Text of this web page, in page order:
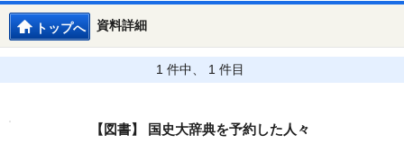
資料詳細
トップへ
1 件中、 1 件目
【図書】 国史大辞典を予約した人々